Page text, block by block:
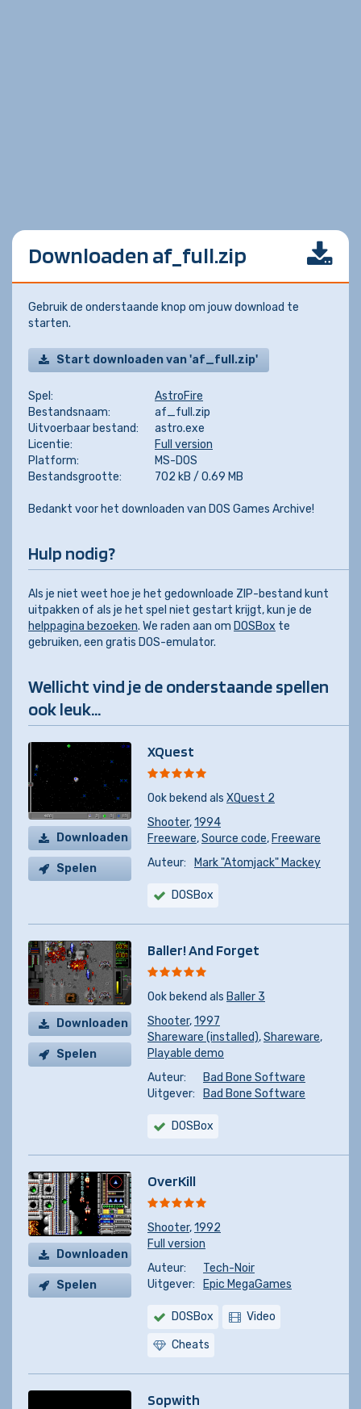
Downloaden af_full.zip
Gebruik de onderstaande knop om jouw download te
starten.
Start downloaden van 'af_full.zip'
Spel:
AstroFire
Bestandsnaam:
af_full.zip
Uitvoerbaar bestand:
astro.exe
Licentie:
Full version
Platform:
MS-DOS
Bestandsgrootte:
702 kB / 0.69 MB
Bedankt voor het downloaden van DOS Games Archive!
Hulp nodig?
Als je niet weet hoe je het gedownloade ZIP-bestand kunt
uitpakken of als je het spel niet gestart krijgt, kun je de
helppagina bezoeken. We raden aan om DOSBox te
gebruiken, een gratis DOS-emulator.
Wellicht vind je de onderstaande spellen
ook leuk...
Downloaden
Spelen
XQuest
Ook bekend als XQuest 2
Shooter,1994
Freeware,Source code, Freeware
Auteur:
Mark "Atomjack" Mackey
DOSBox
Downloaden
Spelen
Baller! And Forget
Ook bekend als Baller 3
Shooter,1997
Shareware (installed),Shareware,
Playable demo
Auteur:
Bad Bone Software
Uitgever:
Bad Bone Software
DOSBox
Downloaden
Spelen
OverKill
Shooter,1992
Full version
Auteur:
Tech-Noir
Uitgever:
Epic MegaGames
DOSBox Video
Cheats
Sopwith